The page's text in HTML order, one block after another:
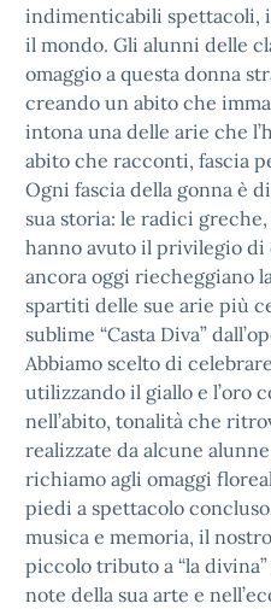
indimenticabili spettacoli,
il mondo. Gli alunni delle
omaggio a questa donna
creando un abito che
intona una delle arie che
abito che racconti, fascia
Ogni fascia della gonna è
sua storia: le radici
hanno avuto il privilegio
ancora oggi riecheggiano
spartiti delle sue arie più
sublime “Casta Diva”
Abbiamo scelto di
utilizzando il giallo e l’oro
nell’abito, tonalità che
realizzate da alcune
richiamo agli omaggi
piedi a spettacolo
musica e memoria, il
piccolo tributo a “la
note della sua arte e